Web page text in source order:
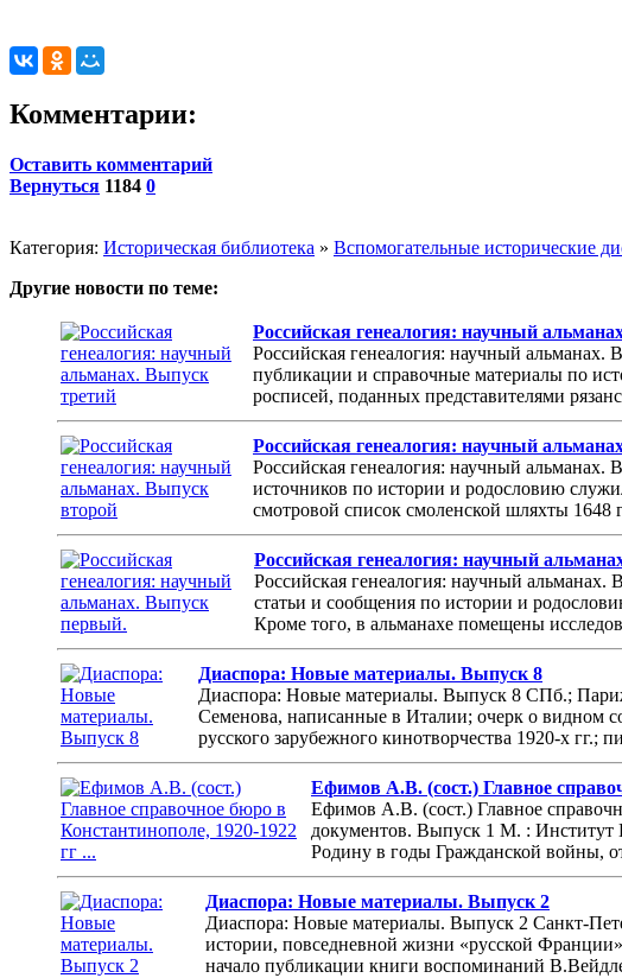
Комментарии:
Оставить комментарий
Вернуться 1184 0
Категория: Историческая библиотека » Вспомогательные исторические
Другие новости по теме:
Российская генеалогия: научный
Российская генеалогия: научный
публикации и справочные материалы по
росписей, поданных представителями
Российская генеалогия: научный
Российская генеалогия: научный
источников по истории и родословию
смотровой список смоленской шляхты 1648
Российская генеалогия: научный
Российская генеалогия: научный
статьи и сообщения по истории и
Кроме того, в альманахе помещены
Диаспора: Новые материалы. Выпуск 8
Диаспора: Новые материалы. Выпуск 8 СПб.;
Семенова, написанные в Италии; очерк о видном
русского зарубежного кинотворчества 1920-х гг.;
Ефимов А.В. (сост.) Главное
Ефимов А.В. (сост.) Главное
документов. Выпуск 1 М. :
Родину в годы Гражданской войны,
Диаспора: Новые материалы. Выпуск 2
Диаспора: Новые материалы. Выпуск 2 Санкт-
истории, повседневной жизни «русской
начало публикации книги воспоминаний